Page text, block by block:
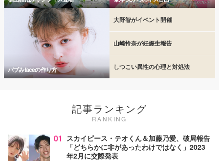
バブみfaceの作り方
大野智がイベント開催
山崎怜奈が妊娠生報告
しつこい異性の心理と対処法
記事ランキング
RANKING
01
スカイピース・テオくん＆加藤乃愛、破局報告
「どちらかに非があったわけではなく」2023
年2月に交際発表